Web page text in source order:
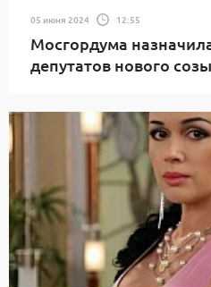
05 июня 2024 12:55
Мосгордума
депутатов нового